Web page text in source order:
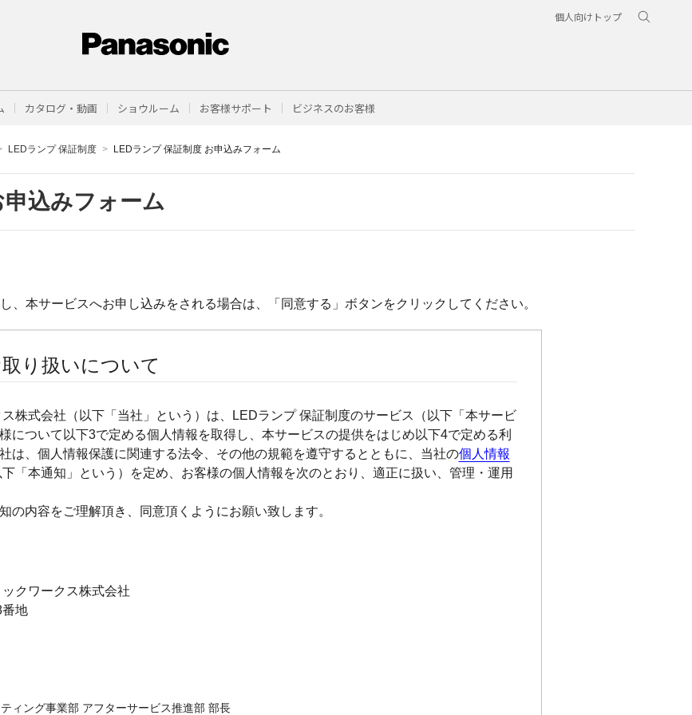
個人向けトップ
カタログ・動画 ショウルーム お客様サポート ビジネスのお客様
LEDランプ 保証制度 LEDランプ 保証制度 お申込みフォーム
込みフォーム
、本サービスへお申し込みをされる場合は、「同意する」ボタンをクリックしてください。
り扱いについて
株式会社（以下「当社」という）は、LEDランプ 保証制度のサービス（以下「本サービ
について以下3で定める個人情報を取得し、本サービスの提供をはじめ以下4で定める利
は、個人情報保護に関連する法令、その他の規範を遵守するとともに、当社の個人情報
「本通知」という）を定め、お客様の個人情報を次のとおり、適正に扱い、管理・運用
の内容をご理解頂き、同意頂くようにお願い致します。
クワークス株式会社
地
ィング事業部 アフターサービス推進部 部長